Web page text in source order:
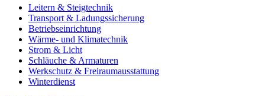
Leitern & Steigtechnik
Transport & Ladungssicherung
Betriebseinrichtung
Wärme- und Klimatechnik
Strom & Licht
Schläuche & Armaturen
Werkschutz & Freiraumausstattung
Winterdienst